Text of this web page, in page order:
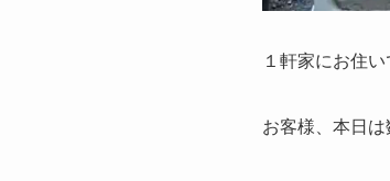
１軒家にお住
お客様、本日